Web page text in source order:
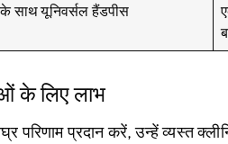
के साथ यूनिवर्सल हैंडपीस
के लिए लाभ
परिणाम प्रदान करें, उन्हें व्यस्त